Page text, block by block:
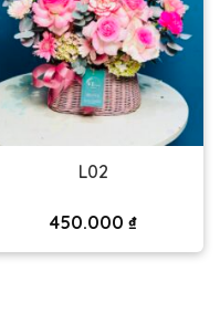
L02
450.000 ₫